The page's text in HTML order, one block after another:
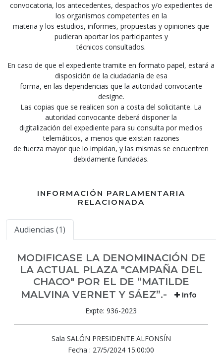
convocatoria, los antecedentes, despachos y/o expedientes de
los organismos competentes en la
materia y los estudios, informes, propuestas y opiniones que
pudieran aportar los participantes y
técnicos consultados.
En caso de que el expediente tramite en formato papel, estará a
disposición de la ciudadanía de esa
forma, en las dependencias que la autoridad convocante
designe.
Las copias que se realicen son a costa del solicitante. La
autoridad convocante deberá disponer la
digitalización del expediente para su consulta por medios
telemáticos, a menos que existan razones
de fuerza mayor que lo impidan, y las mismas se encuentren
debidamente fundadas.
INFORMACIÓN PARLAMENTARIA
RELACIONADA
Audiencias (1)
MODIFICASE LA DENOMINACIÓN DE
LA ACTUAL PLAZA "CAMPAÑA DEL
CHACO" POR EL DE “MATILDE
MALVINA VERNET Y SÁEZ”.-
Info
Expte: 936-2023
Sala SALÓN PRESIDENTE ALFONSÍN
Fecha : 27/5/2024 15:00:00